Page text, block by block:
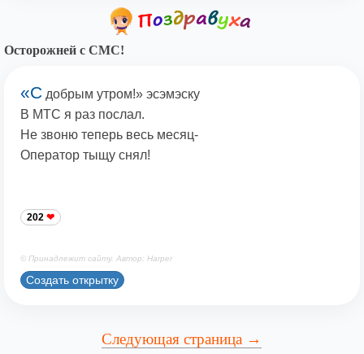
Осторожней с СМС!
«С добрым утром!» эсэмэску
В МТС я раз послал.
Не звоню теперь весь месяц-
Оператор тыщу снял!
202
© Принадлежит сайту. Автор: Harper
Создать открытку
Следующая страница →